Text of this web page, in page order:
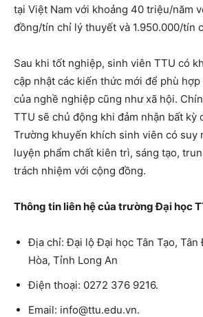
tại Việt Nam với khoảng 40 triệu/năm
đồng/tín chỉ lý thuyết và 1.950.000/tín
Sau khi tốt nghiệp, sinh viên TTU có
cập nhật các kiến thức mới để phù
của nghề nghiệp cũng như xã hội.
TTU sẽ chủ động khi đảm nhận bất kỳ
Trường khuyến khích sinh viên có suy
luyện phẩm chất kiên trì, sáng tạo,
trách nhiệm với cộng đồng.
Thông tin liên hệ của trường Đại học
Địa chỉ: Đại lộ Đại học Tân Tạo, Tân
Hòa, Tỉnh Long An
Điện thoại: 0272 376 9216.
Email: info@ttu.edu.vn.